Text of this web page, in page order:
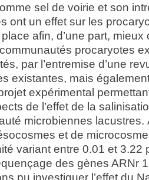
sel de voirie et son
ont un effet sur les
afin, d’une part, mieux
procaryotes
par l’entremise d’une
existantes, mais
expérimental
de l’effet de la
microbiennes lacustres.
et de
variant entre 0.01 et 3.22
des gènes ARNr
pu investiguer l’effet du